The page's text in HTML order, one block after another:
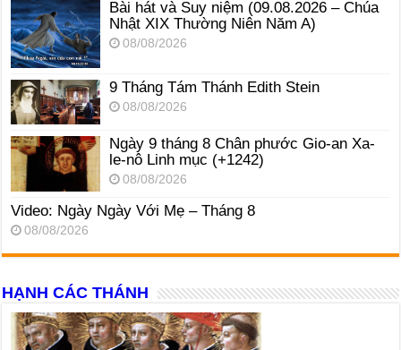
Bài hát và Suy niệm (09.08.2026 – Chúa
Nhật XIX Thường Niên Năm A)
08/08/2026
9 Tháng Tám Thánh Edith Stein
08/08/2026
Ngày 9 tháng 8 Chân phước Gio-an Xa-
le-nô Linh mục (+1242)
08/08/2026
Video: Ngày Ngày Với Mẹ – Tháng 8
08/08/2026
HẠNH CÁC THÁNH